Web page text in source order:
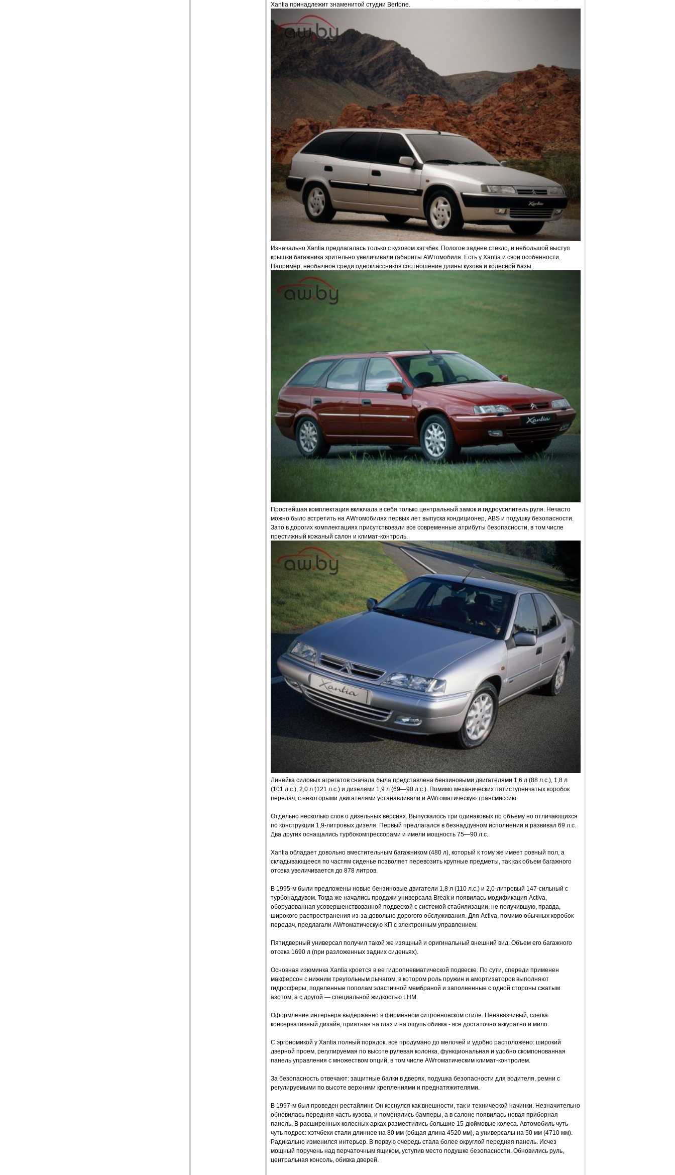
Xantia принадлежит знаменитой студии Bertone.
Изначально Xantia предлагалась только с кузовом хэтчбек. Пологое заднее стекло, и небольшой выступ
крышки багажника зрительно увеличивали габариты AWтомобиля. Есть у Xantia и свои особенности.
Например, необычное среди одноклассников соотношение длины кузова и колесной базы.
Простейшая комплектация включала в себя только центральный замок и гидроусилитель руля. Нечасто
можно было встретить на AWтомобилях первых лет выпуска кондиционер, ABS и подушку безопасности.
Зато в дорогих комплектациях присутствовали все современные атрибуты безопасности, в том числе
престижный кожаный салон и климат-контроль.
Линейка силовых агрегатов сначала была представлена бензиновыми двигателями 1,6 л (88 л.с.), 1,8 л
(101 л.с.), 2,0 л (121 л.с.) и дизелями 1,9 л (69—90 л.с.). Помимо механических пятиступенчатых коробок
передач, с некоторыми двигателями устанавливали и AWтоматическую трансмиссию.
Отдельно несколько слов о дизельных версиях. Выпускалось три одинаковых по объему но отличающихся
по конструкции 1,9-литровых дизеля. Первый предлагался в безнаддувном исполнении и развивал 69 л.с.
Два других оснащались турбокомпрессорами и имели мощность 75—90 л.с.
Xantia обладает довольно вместительным багажником (480 л), который к тому же имеет ровный пол, а
складывающееся по частям сиденье позволяет перевозить крупные предметы, так как объем багажного
отсека увеличивается до 878 литров.
В 1995-м были предложены новые бензиновые двигатели 1,8 л (110 л.с.) и 2,0-литровый 147-сильный с
турбонаддувом. Тогда же начались продажи универсала Break и появилась модификация Activa,
оборудованная усовершенствованной подвеской с системой стабилизации, не получившую, правда,
широкого распространения из-за довольно дорогого обслуживания. Для Activa, помимо обычных коробок
передач, предлагали AWтоматическую КП с электронным управлением.
Пятидверный универсал получил такой же изящный и оригинальный внешний вид. Объем его багажного
отсека 1690 л (при разложенных задних сиденьях).
Основная изюминка Xantia кроется в ее гидропневматической подвеске. По сути, спереди применен
макферсон с нижним треугольным рычагом, в котором роль пружин и амортизаторов выполняют
гидросферы, поделенные пополам эластичной мембраной и заполненные с одной стороны сжатым
азотом, а с другой — специальной жидкостью LHM.
Оформление интерьера выдержанно в фирменном ситроеновском стиле. Ненавязчивый, слегка
консервативный дизайн, приятная на глаз и на ощупь обивка - все достаточно аккуратно и мило.
С эргономикой у Xantia полный порядок, все продумано до мелочей и удобно расположено: широкий
дверной проем, регулируемая по высоте рулевая колонка, функциональная и удобно скомпонованная
панель управления с множеством опций, в том числе AWтоматическим климат-контролем.
За безопасность отвечают: защитные балки в дверях, подушка безопасности для водителя, ремни с
регулируемыми по высоте верхними креплениями и преднатяжителями.
В 1997-м был проведен рестайлинг. Он коснулся как внешности, так и технической начинки. Незначительно
обновилась передняя часть кузова, и поменялись бамперы, а в салоне появилась новая приборная
панель. В расширенных колесных арках разместились большие 15-дюймовые колеса. Автомобиль чуть-
чуть подрос: хэтчбеки стали длиннее на 80 мм (общая длина 4520 мм), а универсалы на 50 мм (4710 мм).
Радикально изменился интерьер. В первую очередь стала более округлой передняя панель. Исчез
мощный поручень над перчаточным ящиком, уступив место подушке безопасности. Обновились руль,
центральная консоль, обивка дверей.